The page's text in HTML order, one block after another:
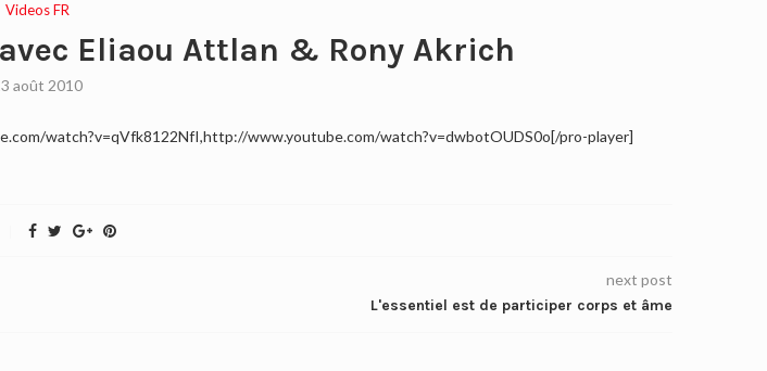
Videos FR
Eliaou Attlan & Rony Akrich
août 2010
watch?v=qVfk8122NfI,http://www.youtube.com/watch?v=dwbotOUDS0o[/pro-player]
next post
L'essentiel est de participer corps et âme